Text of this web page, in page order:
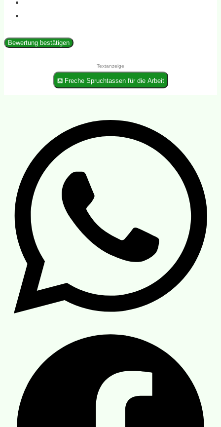
Bewertung bestätigen
Textanzeige
⛾ Freche Spruchtassen für die Arbeit